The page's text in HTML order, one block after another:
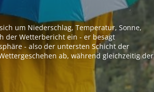
um Niederschlag, Temperatur, Sonne,
der Wetterbericht ein - er besagt
- also der untersten Schicht der
ab, während gleichzeitig der